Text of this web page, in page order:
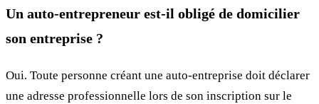
Un auto-entrepreneur est-il obligé de domicilier
son entreprise ?
Oui. Toute personne créant une auto-entreprise doit déclarer
une adresse professionnelle lors de son inscription sur le